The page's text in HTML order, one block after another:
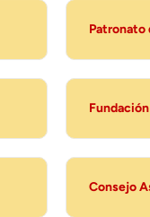
Patronato
Consejo